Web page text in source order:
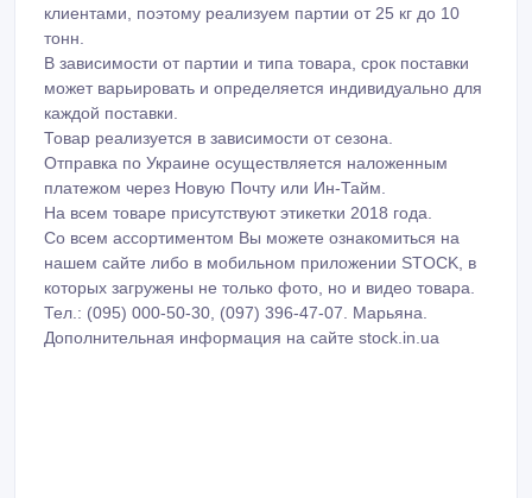
клиентами, поэтому реализуем партии от 25 кг до 10
тонн.
В зависимости от партии и типа товара, срок поставки
может варьировать и определяется индивидуально для
каждой поставки.
Товар реализуется в зависимости от сезона.
Отправка по Украине осуществляется наложенным
платежом через Новую Почту или Ин-Тайм.
На всем товаре присутствуют этикетки 2018 года.
Со всем ассортиментом Вы можете ознакомиться на
нашем сайте либо в мобильном приложении STOCK, в
которых загружены не только фото, но и видео товара.
Тел.: (095) 000-50-30, (097) 396-47-07. Марьяна.
Дополнительная информация на сайте stock.in.ua